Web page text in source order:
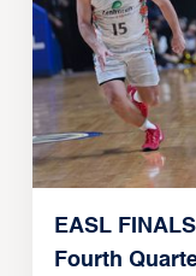
EASL
Fourth